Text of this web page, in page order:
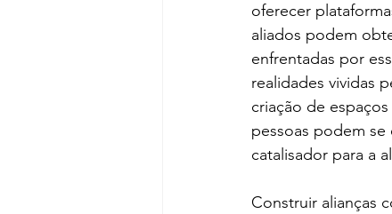
oferecer
aliados podem
enfrentadas por
realidades vividas
criação de
pessoas podem se
catalisador para a
Construir alianças